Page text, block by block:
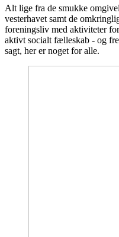
Alt lige fra de smukke
vesterhavet samt de
foreningsliv med aktiviteter
aktivt socialt fælleskab - og
sagt, her er noget for alle.